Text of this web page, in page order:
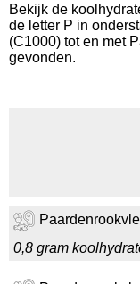
Koolhydraten
Bekijk de
de letter P in
(C1000) tot en met
gevonden.
0,8 gram